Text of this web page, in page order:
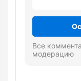
Все
модерацию